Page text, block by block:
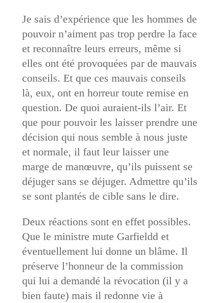
Je sais d’expérience que les hommes de
pouvoir n’aiment pas trop perdre la face
et reconnaître leurs erreurs, même si
elles ont été provoquées par de mauvais
conseils. Et que ces mauvais conseils
là, eux, ont en horreur toute remise en
question. De quoi auraient-ils l’air. Et
que pour pouvoir les laisser prendre une
décision qui nous semble à nous juste
et normale, il faut leur laisser une
marge de manœuvre, qu’ils puissent se
déjuger sans se déjuger. Admettre qu’ils
se sont plantés de cible sans le dire.
Deux réactions sont en effet possibles.
Que le ministre mute Garfieldd et
éventuellement lui donne un blâme. Il
préserve l’honneur de la commission
qui lui a demandé la révocation (il y a
bien faute) mais il redonne vie à